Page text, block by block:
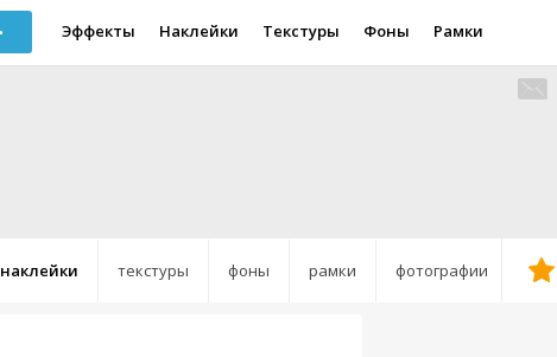
Эффекты Наклейки Текстуры Фоны Рамки
наклейки текстуры фоны рамки фотографии